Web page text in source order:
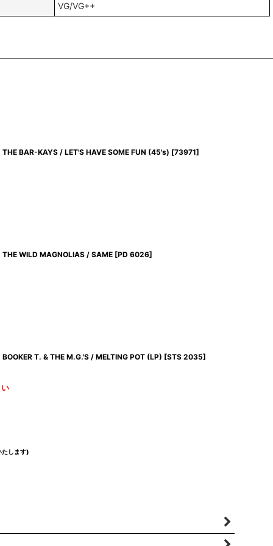
VG/VG++
THE BAR-KAYS / LET'S HAVE SOME FUN (45's) [73971]
THE WILD MAGNOLIAS / SAME [PD 6026]
BOOKER T. & THE M.G.'S / MELTING POT (LP) [STS 2035]
たします)